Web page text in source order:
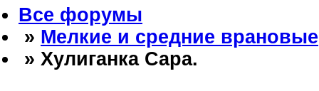
Все форумы
» Мелкие и средние врановые
» Хулиганка Сара.